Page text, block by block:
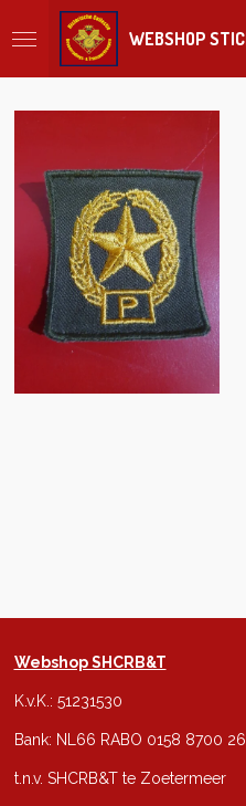
direct
Webshop SHCRB&T
K.v.K.: 51231530
Bank: NL66 RABO 0158 8700 26
t.n.v. SHCRB&T te Zoetermeer